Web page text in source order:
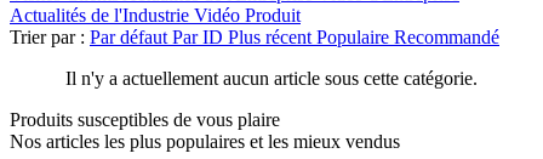
Actualités de l'Industrie Vidéo Produit
Trier par : Par défaut Par ID Plus récent Populaire Recommandé
Il n'y a actuellement aucun article sous cette catégorie.
Produits susceptibles de vous plaire
Nos articles les plus populaires et les mieux vendus